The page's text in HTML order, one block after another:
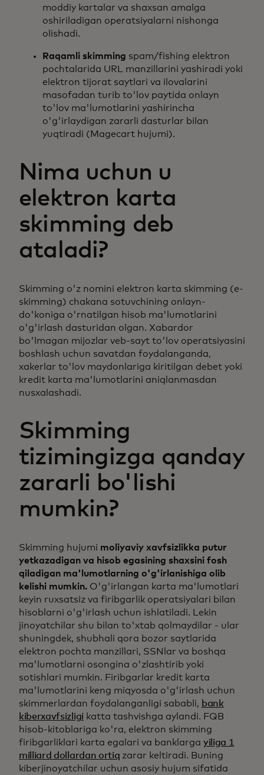
moddiy kartalar va shaxsan amalga
oshiriladigan operatsiyalarni nishonga
olishadi.
Raqamli skimming spam/fishing elektron
pochtalarida URL manzillarini yashiradi yoki
elektron tijorat saytlari va ilovalarini
masofadan turib to'lov paytida onlayn
to'lov ma'lumotlarini yashirincha
o'g'irlaydigan zararli dasturlar bilan
yuqtiradi (Magecart hujumi).
Nima uchun u
elektron karta
skimming deb
ataladi?
Skimming o'z nomini elektron karta skimming (e-
skimming) chakana sotuvchining onlayn-
do'koniga o'rnatilgan hisob ma'lumotlarini
o'g'irlash dasturidan olgan. Xabardor
bo'lmagan mijozlar veb-sayt to'lov operatsiyasini
boshlash uchun savatdan foydalanganda,
xakerlar to'lov maydonlariga kiritilgan debet yoki
kredit karta ma'lumotlarini aniqlanmasdan
nusxalashadi.
Skimming
tizimingizga qanday
zararli bo'lishi
mumkin?
Skimming hujumi moliyaviy xavfsizlikka putur
yetkazadigan va hisob egasining shaxsini fosh
qiladigan ma'lumotlarning o'g'irlanishiga olib
kelishi mumkin. O'g'irlangan karta ma'lumotlari
keyin ruxsatsiz va firibgarlik operatsiyalari bilan
hisoblarni o'g'irlash uchun ishlatiladi. Lekin
jinoyatchilar shu bilan to'xtab qolmaydilar - ular
shuningdek, shubhali qora bozor saytlarida
elektron pochta manzillari, SSNlar va boshqa
ma'lumotlarni osongina o'zlashtirib yoki
sotishlari mumkin. Firibgarlar kredit karta
ma'lumotlarini keng miqyosda o'g'irlash uchun
skimmerlardan foydalanganligi sababli, bank
kiberxavfsizligi katta tashvishga aylandi. FQB
hisob-kitoblariga ko'ra, elektron skimming
firibgarliklari karta egalari va banklarga yiliga 1
milliard dollardan ortiq zarar keltiradi. Buning
kiberjinoyatchilar uchun asosiy hujum sifatida